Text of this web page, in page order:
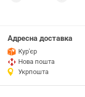
Адресна доставка
Кур'єр
Нова пошта
Укрпошта